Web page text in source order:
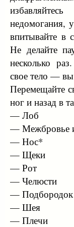
недомогания,
впитывайте в
Не делайте
несколько
свое тело — вы
Перемещайте
ног и назад в
— Лоб
— Межбровье
— Нос*
— Щеки
— Рот
— Челюсти
— Подбородок
— Шея
— Плечи